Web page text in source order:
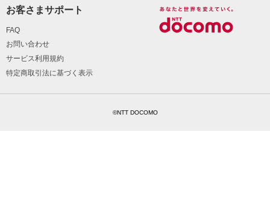
お客さまサポート
FAQ
お問い合わせ
サービス利用規約
特定商取引法に基づく表示
©NTT DOCOMO